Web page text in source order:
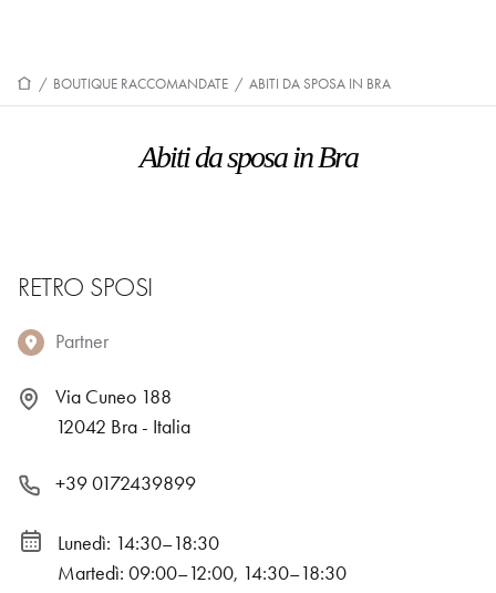
/ BOUTIQUE RACCOMANDATE / ABITI DA SPOSA IN BRA
Abiti da sposa in Bra
RETRO SPOSI
Partner
Via Cuneo 188
12042 Bra - Italia
+39 0172439899
Lunedì: 14:30–18:30
Martedì: 09:00–12:00, 14:30–18:30